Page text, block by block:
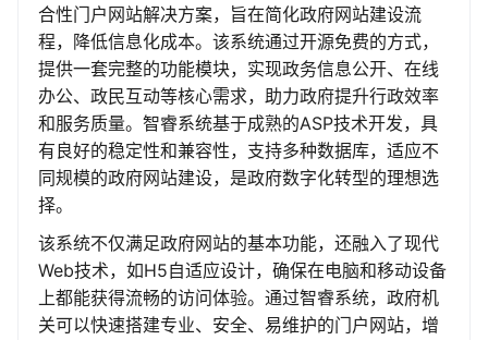
合性门户网站解决方案，旨在简化政府网站建设流
程，降低信息化成本。该系统通过开源免费的方式，
提供一套完整的功能模块，实现政务信息公开、在线
办公、政民互动等核心需求，助力政府提升行政效率
和服务质量。智睿系统基于成熟的ASP技术开发，具
有良好的稳定性和兼容性，支持多种数据库，适应不
同规模的政府网站建设，是政府数字化转型的理想选
择。
该系统不仅满足政府网站的基本功能，还融入了现代
Web技术，如H5自适应设计，确保在电脑和移动设备
上都能获得流畅的访问体验。通过智睿系统，政府机
关可以快速搭建专业、安全、易维护的门户网站，增